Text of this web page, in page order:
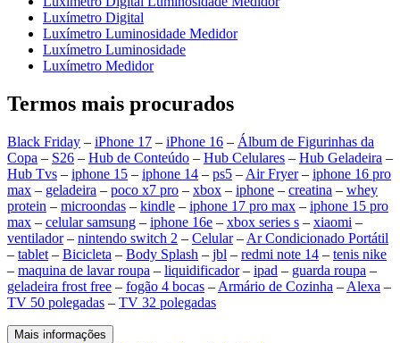
Luxímetro Digital
Luxímetro Luminosidade Medidor
Luxímetro Luminosidade
Luxímetro Medidor
Termos mais procurados
Black Friday – iPhone 17 – iPhone 16 – Álbum de Figurinhas da
Copa – S26 – Hub de Conteúdo – Hub Celulares – Hub Geladeira –
Hub Tvs – iphone 15 – iphone 14 – ps5 – Air Fryer– iphone 16 pro
max – geladeira – poco x7 pro – xbox – iphone – creatina – whey
protein – microondas – kindle – iphone 17 pro max – iphone 15 pro
max – celular samsung – iphone 16e – xbox series s – xiaomi –
ventilador– nintendo switch 2 – Celular– Ar Condicionado Portátil
– tablet – Bicicleta – Body Splash – jbl – redmi note 14 – tenis nike
– maquina de lavar roupa – liquidificador– ipad – guarda roupa –
geladeira frost free – fogão 4 bocas – Armário de Cozinha – Alexa –
TV 50 polegadas – TV 32 polegadas
Mais informações